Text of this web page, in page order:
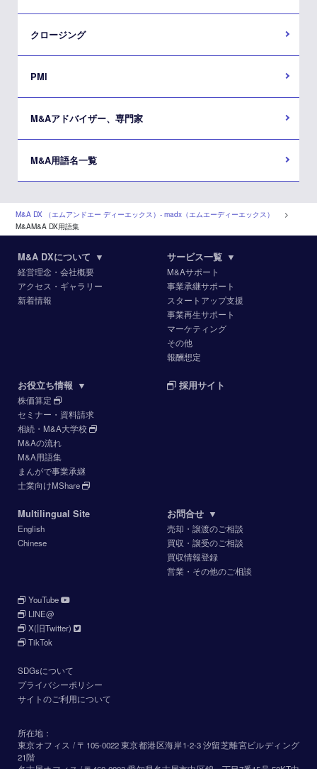
クロージング
PMI
M&Aアドバイザー、専門家
M&A用語名一覧
M&A DX （エムアンドエー ディーエックス）‐ madx（エムエーディーエックス）
>
M&AM&A DX用語集
M&A DXについて ▼
経営理念・会社概要
アクセス・ギャラリー
新着情報
サービス一覧 ▼
M&Aサポート
事業承継サポート
スタートアップ支援
事業再生サポート
マーケティング
その他
報酬想定
お役立ち情報 ▼
株価算定
セミナー・資料請求
相続・M&A大学校
M&Aの流れ
M&A用語集
まんがで事業承継
士業向けMShare
採用サイト
Multilingual Site
English
Chinese
お問合せ ▼
売却・譲渡のご相談
買収・譲受のご相談
買収情報登録
営業・その他のご相談
YouTube
LINE@
X(旧Twitter)
TikTok
SDGsについて
プライバシーポリシー
サイトのご利用について
所在地：
東京オフィス / 〒105-0022 東京都港区海岸1-2-3 汐留芝離宮ビルディング
21階